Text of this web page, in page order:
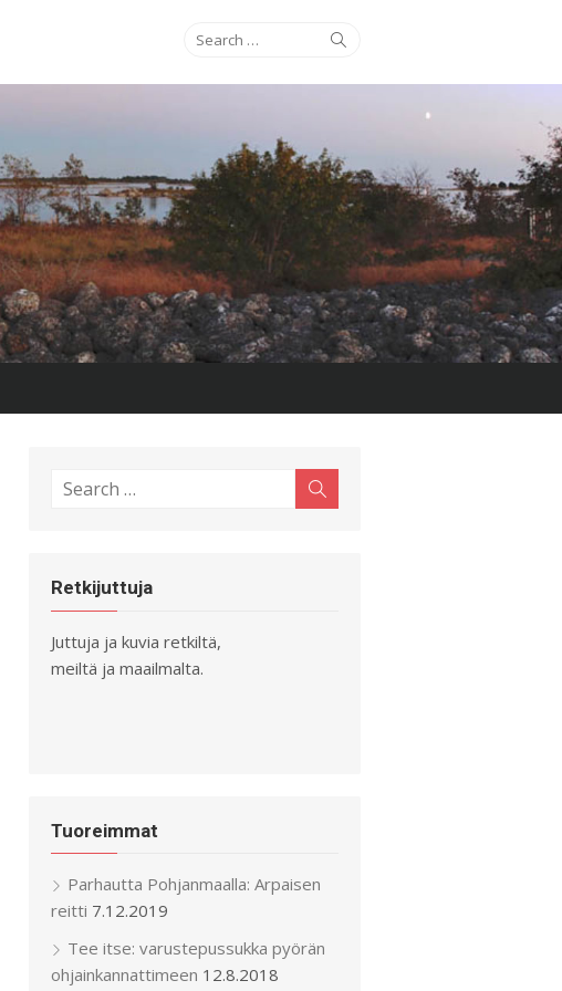
Search
Search
Retkijuttuja
Juttuja ja kuvia retkiltä,
meiltä ja maailmalta.
Tuoreimmat
Parhautta Pohjanmaalla: Arpaisen
reitti 7.12.2019
Tee itse: varustepussukka pyörän
ohjainkannattimeen 12.8.2018